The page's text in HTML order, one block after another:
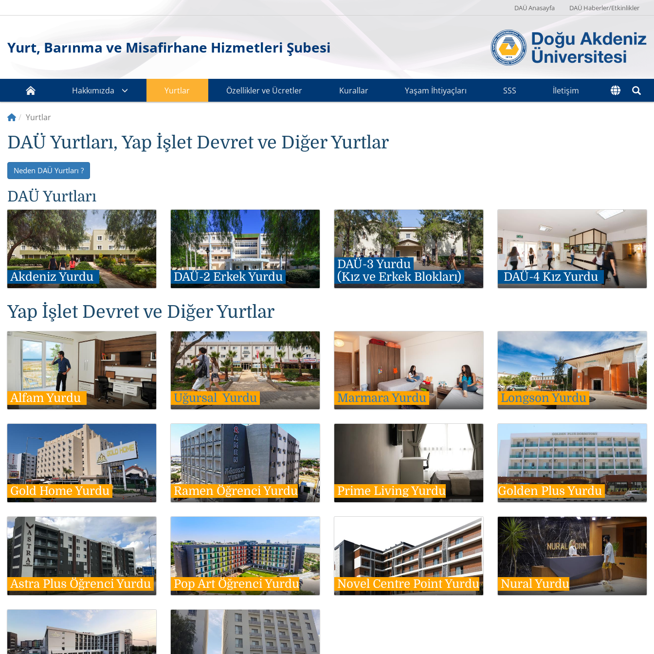
DAÜ Anasayfa DAÜ Haberler/Etkinlikler
Yurt, Barınma ve Misafirhane Hizmetleri Şubesi
Hakkımızda Yurtlar Özellikler ve Ücretler Kurallar Yaşam İhtiyaçları SSS İletişim
Yurtlar
DAÜ Yurtları, Yap İşlet Devret ve Diğer Yurtlar
Neden DAÜ Yurtları ?
DAÜ Yurtları
Akdeniz Yurdu DAÜ-2 Erkek Yurdu
DAÜ-3 Yurdu
(Kız ve Erkek Blokları)
DAÜ-4 Kız Yurdu
Yap İşlet Devret ve Diğer Yurtlar
Alfam Yurdu Uğursal Yurdu Marmara Yurdu Longson Yurdu
Gold Home Yurdu Ramen Öğrenci Yurdu Prime Living Yurdu Golden Plus Yurdu
Astra Plus Öğrenci Yurdu Pop Art Öğrenci Yurdu Novel Centre Point Yurdu Nural Yurdu